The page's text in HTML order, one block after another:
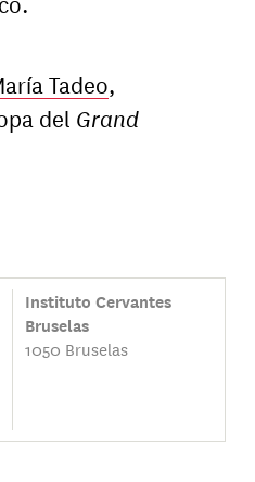
Tadeo,
del Grand
Instituto Cervantes
Bruselas
1050 Bruselas